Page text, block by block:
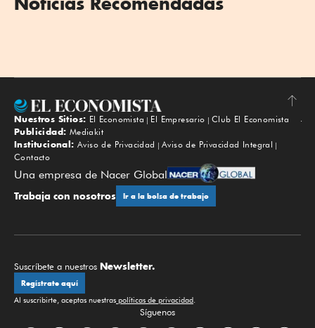
Subir
Nuestros Sitios: El Economista El Empresario
Club El Economista
Publicidad: Mediakit
Institucional: Aviso de Privacidad
Aviso de Privacidad Integral
Contacto
Una empresa de Nacer Global
Trabaja con nosotros Ir a la bolsa de trabajo
Suscríbete a nuestros Newsletter.
Regístrate aquí
Al suscribirte, aceptas nuestras políticas de privacidad.
Síguenos